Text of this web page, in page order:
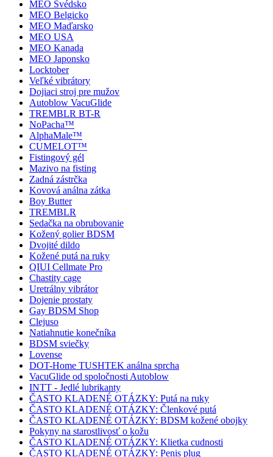
MEO Švédsko
MEO Belgicko
MEO Maďarsko
MEO USA
MEO Kanada
MEO Japonsko
Locktober
Veľké vibrátory
Dojiaci stroj pre mužov
Autoblow VacuGlide
TREMBLR BT-R
NoPacha™
AlphaMale™
CUMELOT™
Fistingový gél
Mazivo na fisting
Zadná zástrčka
Kovová análna zátka
Boy Butter
TREMBLR
Sedačka na obrubovanie
Kožený golier BDSM
Dvojité dildo
Kožené putá na ruky
QIUI Cellmate Pro
Chastity cage
Uretrálny vibrátor
Dojenie prostaty
Gay BDSM Shop
Clejuso
Natiahnutie konečníka
BDSM sviečky
Lovense
DOT-Home TUSHTEK análna sprcha
VacuGlide od spoločnosti Autoblow
INTT - Jedlé lubrikanty
ČASTO KLADENÉ OTÁZKY: Putá na ruky
ČASTO KLADENÉ OTÁZKY: Členkové putá
ČASTO KLADENÉ OTÁZKY: BDSM kožené obojky
Pokyny na starostlivosť o kožu
ČASTO KLADENÉ OTÁZKY: Klietka cudnosti
ČASTO KLADENÉ OTÁZKY: Penis plug